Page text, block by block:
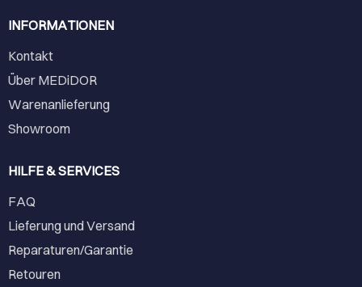
INFORMATIONEN
Kontakt
Über MEDiDOR
Warenanlieferung
Showroom
HILFE & SERVICES
FAQ
Lieferung und Versand
Reparaturen/Garantie
Retouren